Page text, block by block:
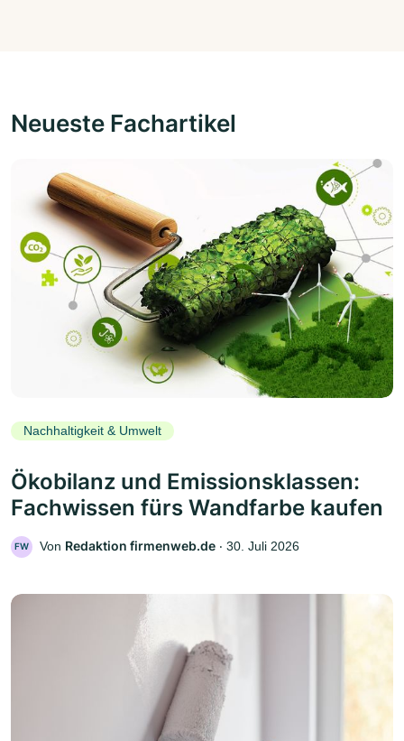
Neueste Fachartikel
Nachhaltigkeit & Umwelt
Ökobilanz und Emissionsklassen:
Fachwissen fürs Wandfarbe kaufen
FW Von Redaktion firmenweb.de ‧ 30. Juli 2026